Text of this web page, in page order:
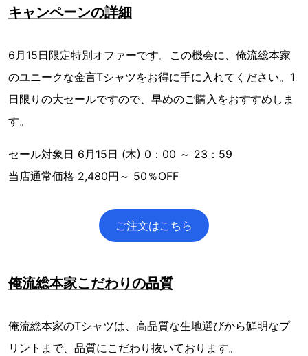
キャンペーンの詳細
6月15日限定特別オファーです。この機会に、俺流総本家
のユニークな金言Tシャツをお得に手に入れてください。1
日限りの大セールですので、早めのご購入をおすすめしま
す。
セール対象日 6月15日 (木) 0：00 ～ 23：59
当店通常価格 2,480円～ 50％OFF
ご注文はこちら
俺流総本家こだわりの品質
俺流総本家のTシャツは、高品質な生地選びから鮮明なプ
リントまで、品質にこだわり抜いております。